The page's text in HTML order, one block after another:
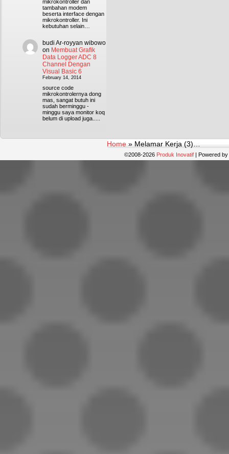
mikrokontroller dan
tambahan modem
beserta interface dengan
mikrokontroller. Ini
kebutuhan selain…
budi Ar-royyan wibowo
on Membuat Grafik
Data Logger ADC 8
Channel Dengan
Visual Basic 6
February 14, 2014
source code
mikrokontrolernya dong
mas, sangat butuh ini
sudah berminggu -
minggu saya monitor koq
belum di upload juga.....
Home » Melamar Kerja (3)…
©2008-2026 Produk Inovatif | Powered by